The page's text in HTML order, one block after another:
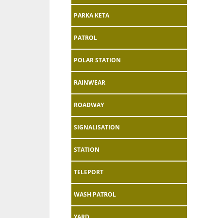
PARKA KETA
PATROL
POLAR STATION
RAINWEAR
ROADWAY
SIGNALISATION
STATION
TELEPORT
WASH PATROL